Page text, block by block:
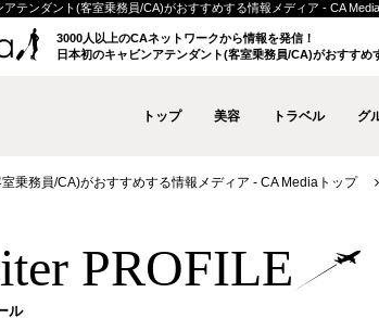
テンダント(客室乗務員/CA)がおすすめする情報メディア - CA
3000人以上のCAネットワークから情報を発信！
日本初のキャビンアテンダント(客室乗務員/CA)がおすすめ
トップ 美容 トラベル グ
乗務員/CA)がおすすめする情報メディア - CA Mediaトップ
PROFILE
ル